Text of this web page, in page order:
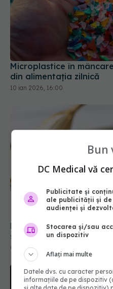
Microplastice în
din alimentația zilnică
10 ian 2026, 16:00
Dieta cu banane de 3
simple
07 ian 2026, 20:01
Bun
DC Medical vă
Publicitate și
ale publicității și
audienței și
Stocarea și/sau
un dispozitiv
Aflați mai multe
Datele dvs. cu caracter
informațiile de pe dispozitiv